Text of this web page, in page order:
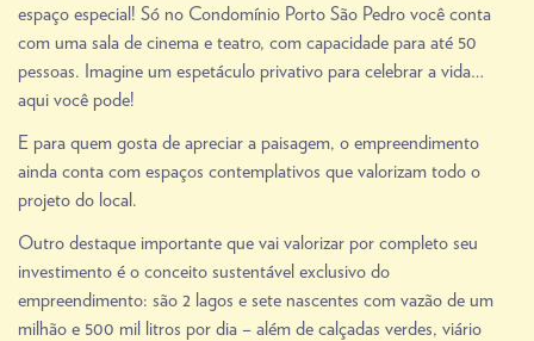
espaço especial! Só no Condomínio Porto São Pedro você conta
com uma sala de cinema e teatro, com capacidade para até 50
pessoas. Imagine um espetáculo privativo para celebrar a vida…
aqui você pode!
E para quem gosta de apreciar a paisagem, o empreendimento
ainda conta com espaços contemplativos que valorizam todo o
projeto do local.
Outro destaque importante que vai valorizar por completo seu
investimento é o conceito sustentável exclusivo do
empreendimento: são 2 lagos e sete nascentes com vazão de um
milhão e 500 mil litros por dia – além de calçadas verdes, viário